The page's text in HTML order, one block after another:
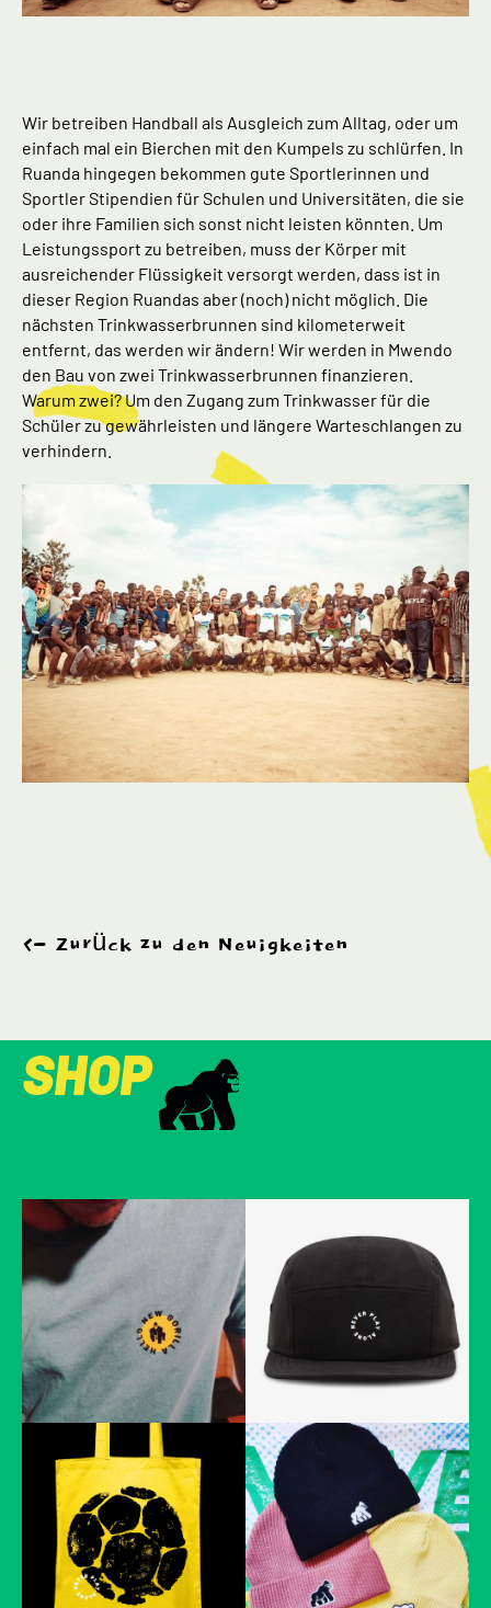
Wir betreiben Handball als Ausgleich zum Alltag, oder um
einfach mal ein Bierchen mit den Kumpels zu schlürfen. In
Ruanda hingegen bekommen gute Sportlerinnen und
Sportler Stipendien für Schulen und Universitäten, die sie
oder ihre Familien sich sonst nicht leisten könnten. Um
Leistungssport zu betreiben, muss der Körper mit
ausreichender Flüssigkeit versorgt werden, dass ist in
dieser Region Ruandas aber (noch) nicht möglich. Die
nächsten Trinkwasserbrunnen sind kilometerweit
entfernt, das werden wir ändern! Wir werden in Mwendo
den Bau von zwei Trinkwasserbrunnen finanzieren.
Warum zwei? Um den Zugang zum Trinkwasser für die
Schüler zu gewährleisten und längere Warteschlangen zu
verhindern.
Zurück zu den Neuigkeiten
SHOP